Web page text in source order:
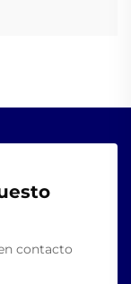
contacto